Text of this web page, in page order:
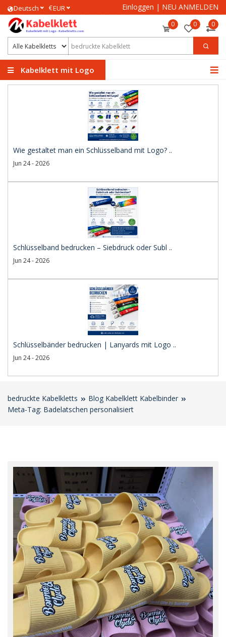
Deutsch €EUR Einloggen | NEU ANMELDEN
0 0 0
Kabelklett mit Logo
Wie gestaltet man ein Schlüsselband mit Logo? ..
Jun 24 - 2026
Schlüsselband bedrucken – Siebdruck oder Subl ..
Jun 24 - 2026
Schlüsselbänder bedrucken | Lanyards mit Logo ..
Jun 24 - 2026
bedruckte Kabelkletts
Blog Kabelklett Kabelbinder
Meta-Tag: Badelatschen personalisiert